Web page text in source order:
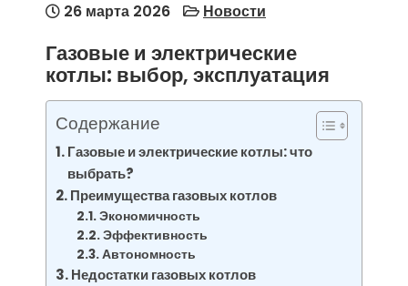
26 марта 2026 Новости
Газовые и электрические
котлы: выбор, эксплуатация
Содержание
Газовые и электрические котлы: что
выбрать?
Преимущества газовых котлов
Экономичность
Эффективность
Автономность
Недостатки газовых котлов